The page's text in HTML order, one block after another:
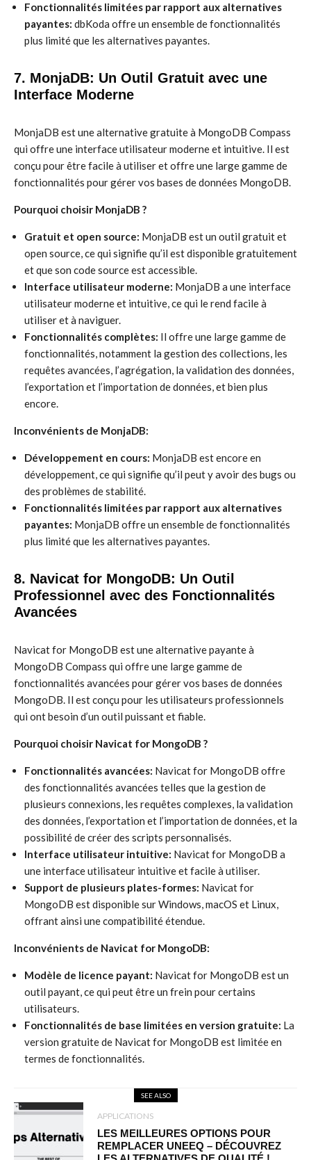
Fonctionnalités limitées par rapport aux alternatives
payantes: dbKoda offre un ensemble de fonctionnalités
plus limité que les alternatives payantes.
7. MonjaDB: Un Outil Gratuit avec une
Interface Moderne
MonjaDB est une alternative gratuite à MongoDB Compass
qui offre une interface utilisateur moderne et intuitive. Il est
conçu pour être facile à utiliser et offre une large gamme de
fonctionnalités pour gérer vos bases de données MongoDB.
Pourquoi choisir MonjaDB ?
Gratuit et open source: MonjaDB est un outil gratuit et
open source, ce qui signifie qu’il est disponible gratuitement
et que son code source est accessible.
Interface utilisateur moderne: MonjaDB a une interface
utilisateur moderne et intuitive, ce qui le rend facile à
utiliser et à naviguer.
Fonctionnalités complètes: Il offre une large gamme de
fonctionnalités, notamment la gestion des collections, les
requêtes avancées, l’agrégation, la validation des données,
l’exportation et l’importation de données, et bien plus
encore.
Inconvénients de MonjaDB:
Développement en cours: MonjaDB est encore en
développement, ce qui signifie qu’il peut y avoir des bugs ou
des problèmes de stabilité.
Fonctionnalités limitées par rapport aux alternatives
payantes: MonjaDB offre un ensemble de fonctionnalités
plus limité que les alternatives payantes.
8. Navicat for MongoDB: Un Outil
Professionnel avec des Fonctionnalités
Avancées
Navicat for MongoDB est une alternative payante à
MongoDB Compass qui offre une large gamme de
fonctionnalités avancées pour gérer vos bases de données
MongoDB. Il est conçu pour les utilisateurs professionnels
qui ont besoin d’un outil puissant et fiable.
Pourquoi choisir Navicat for MongoDB ?
Fonctionnalités avancées: Navicat for MongoDB offre
des fonctionnalités avancées telles que la gestion de
plusieurs connexions, les requêtes complexes, la validation
des données, l’exportation et l’importation de données, et la
possibilité de créer des scripts personnalisés.
Interface utilisateur intuitive: Navicat for MongoDB a
une interface utilisateur intuitive et facile à utiliser.
Support de plusieurs plates-formes: Navicat for
MongoDB est disponible sur Windows, macOS et Linux,
offrant ainsi une compatibilité étendue.
Inconvénients de Navicat for MongoDB:
Modèle de licence payant: Navicat for MongoDB est un
outil payant, ce qui peut être un frein pour certains
utilisateurs.
Fonctionnalités de base limitées en version gratuite: La
version gratuite de Navicat for MongoDB est limitée en
termes de fonctionnalités.
SEE ALSO
APPLICATIONS
LES MEILLEURES OPTIONS POUR
REMPLACER UNEEQ – DÉCOUVREZ